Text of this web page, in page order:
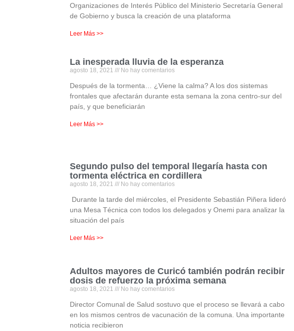
Organizaciones de Interés Público del Ministerio Secretaría General
de Gobierno y busca la creación de una plataforma
Leer Más >>
La inesperada lluvia de la esperanza
agosto 18, 2021 No hay comentarios
Después de la tormenta… ¿Viene la calma? A los dos sistemas
frontales que afectarán durante esta semana la zona centro-sur del
país, y que beneficiarán
Leer Más >>
Segundo pulso del temporal llegaría hasta con
tormenta eléctrica en cordillera
agosto 18, 2021 No hay comentarios
Durante la tarde del miércoles, el Presidente Sebastián Piñera lideró
una Mesa Técnica con todos los delegados y Onemi para analizar la
situación del país
Leer Más >>
Adultos mayores de Curicó también podrán recibir
dosis de refuerzo la próxima semana
agosto 18, 2021 No hay comentarios
Director Comunal de Salud sostuvo que el proceso se llevará a cabo
en los mismos centros de vacunación de la comuna. Una importante
noticia recibieron